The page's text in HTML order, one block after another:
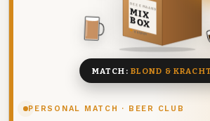
PERSONAL MATCH · BEER CLUB
DEZE MAAND
MIX
BOX
8 BIEREN
MATCH: BLOND &